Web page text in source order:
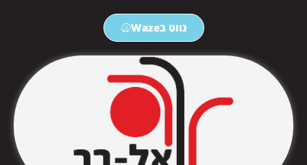
נווט בWaze